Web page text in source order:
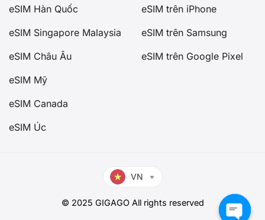
eSIM Hàn Quốc
eSIM Singapore Malaysia
eSIM Châu Âu
eSIM Mỹ
eSIM Canada
eSIM Úc
eSIM trên iPhone
eSIM trên Samsung
eSIM trên Google Pixel
VN
© 2025 GIGAGO All rights reserved